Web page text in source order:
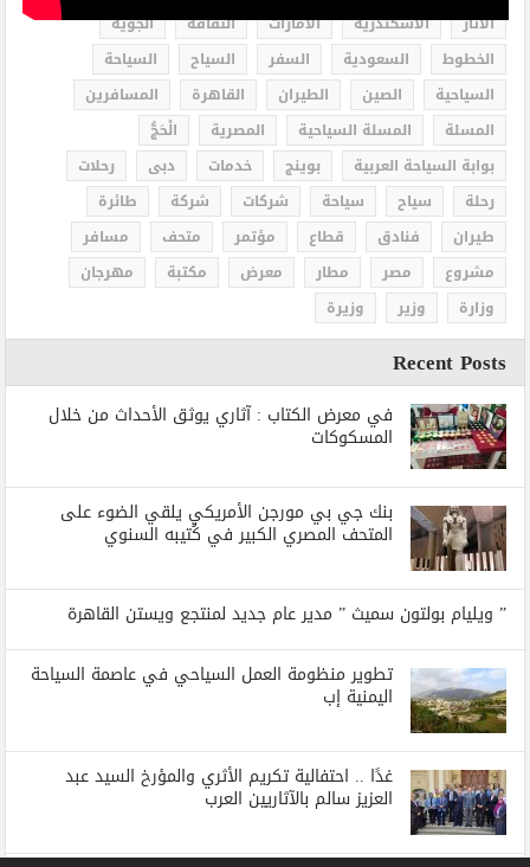
الاثار الاسكندرية الامارات الثقافة
الجوية
الخطوط
السعودية السفر السياح
السياحة
السياحية
الصين الطيران القاهرة
المسافرين
المسلة
المسلة السياحية المصرية
الْحَجُّ
بوابة السياحة العربية
بوينج خدمات دبى
رحلات
رحلة
سياح سياحة شركات شركة
طائرة
طيران
فنادق قطاع مؤتمر متحف
مسافر
مشروع
مصر مطار معرض مكتبة
مهرجان
وزارة
وزير وزيرة
Recent Posts
في معرض الكتاب : آثاري يوثق الأحداث من خلال
المسكوكات
بنك جي بي مورجن الأمريكي يلقي الضوء على
المتحف المصري الكبير في كُتيبه السنوي
” ويليام بولتون سميث ” مدير عام جديد لمنتجع ويستن القاهرة
تطوير منظومة العمل السياحي في عاصمة السياحة
اليمنية إب
غدًا .. احتفالية تكريم الأثري والمؤرخ السيد عبد
العزيز سالم بالآثاريين العرب